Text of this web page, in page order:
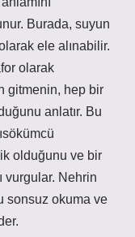
Burada, suyun
ele alınabilir.
olarak
gitmenin, hep bir
anlatır. Bu
olduğunu ve bir
vurgular. Nehrin
sonsuz okuma ve